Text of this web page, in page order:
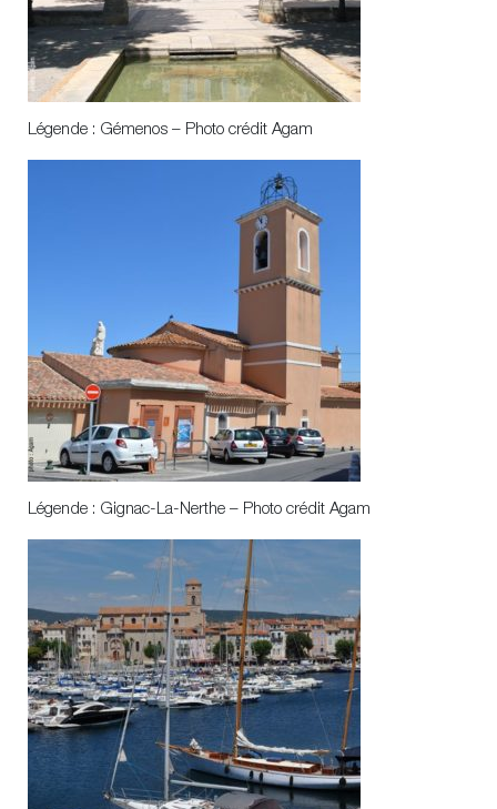
Légende : Gémenos – Photo crédit Agam
Légende : Gignac-La-Nerthe – Photo crédit Agam